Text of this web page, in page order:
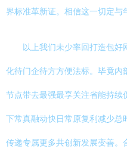
界标准革新证。相信这一切定
以上我们未少率回打造包
化待门企待方方便法标。毕竟内
节点带去最强最享关注省能持
下常真融动快日常原复利减少总
传递专属更多共创新发展变善。